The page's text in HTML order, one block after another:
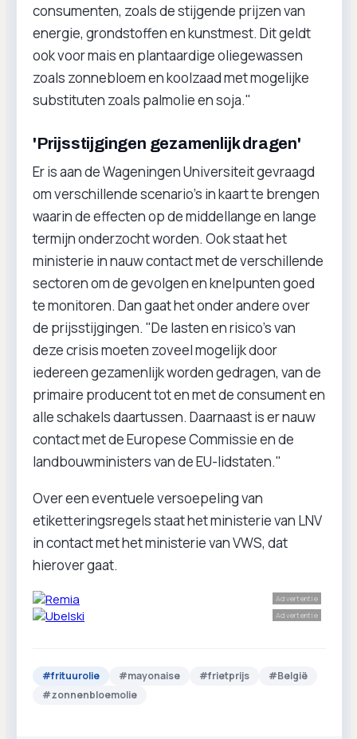
consumenten, zoals de stijgende prijzen van
energie, grondstoffen en kunstmest. Dit geldt
ook voor mais en plantaardige oliegewassen
zoals zonnebloem en koolzaad met mogelijke
substituten zoals palmolie en soja."
'Prijsstijgingen gezamenlijk dragen'
Er is aan de Wageningen Universiteit gevraagd
om verschillende scenario’s in kaart te brengen
waarin de effecten op de middellange en lange
termijn onderzocht worden. Ook staat het
ministerie in nauw contact met de verschillende
sectoren om de gevolgen en knelpunten goed
te monitoren. Dan gaat het onder andere over
de prijsstijgingen. "De lasten en risico’s van
deze crisis moeten zoveel mogelijk door
iedereen gezamenlijk worden gedragen, van de
primaire producent tot en met de consument en
alle schakels daartussen. Daarnaast is er nauw
contact met de Europese Commissie en de
landbouwministers van de EU-lidstaten."
Over een eventuele versoepeling van
etiketteringsregels staat het ministerie van LNV
in contact met het ministerie van VWS, dat
hierover gaat.
Advertentie
Advertentie
#frituurolie #mayonaise #frietprijs #België
#zonnenbloemolie